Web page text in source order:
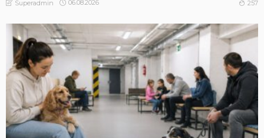
Superadmin 06.08.2026 257